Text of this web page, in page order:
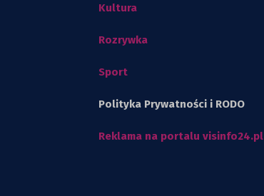
Kultura
Rozrywka
Sport
Polityka Prywatności i RODO
Reklama na portalu visinfo24.pl